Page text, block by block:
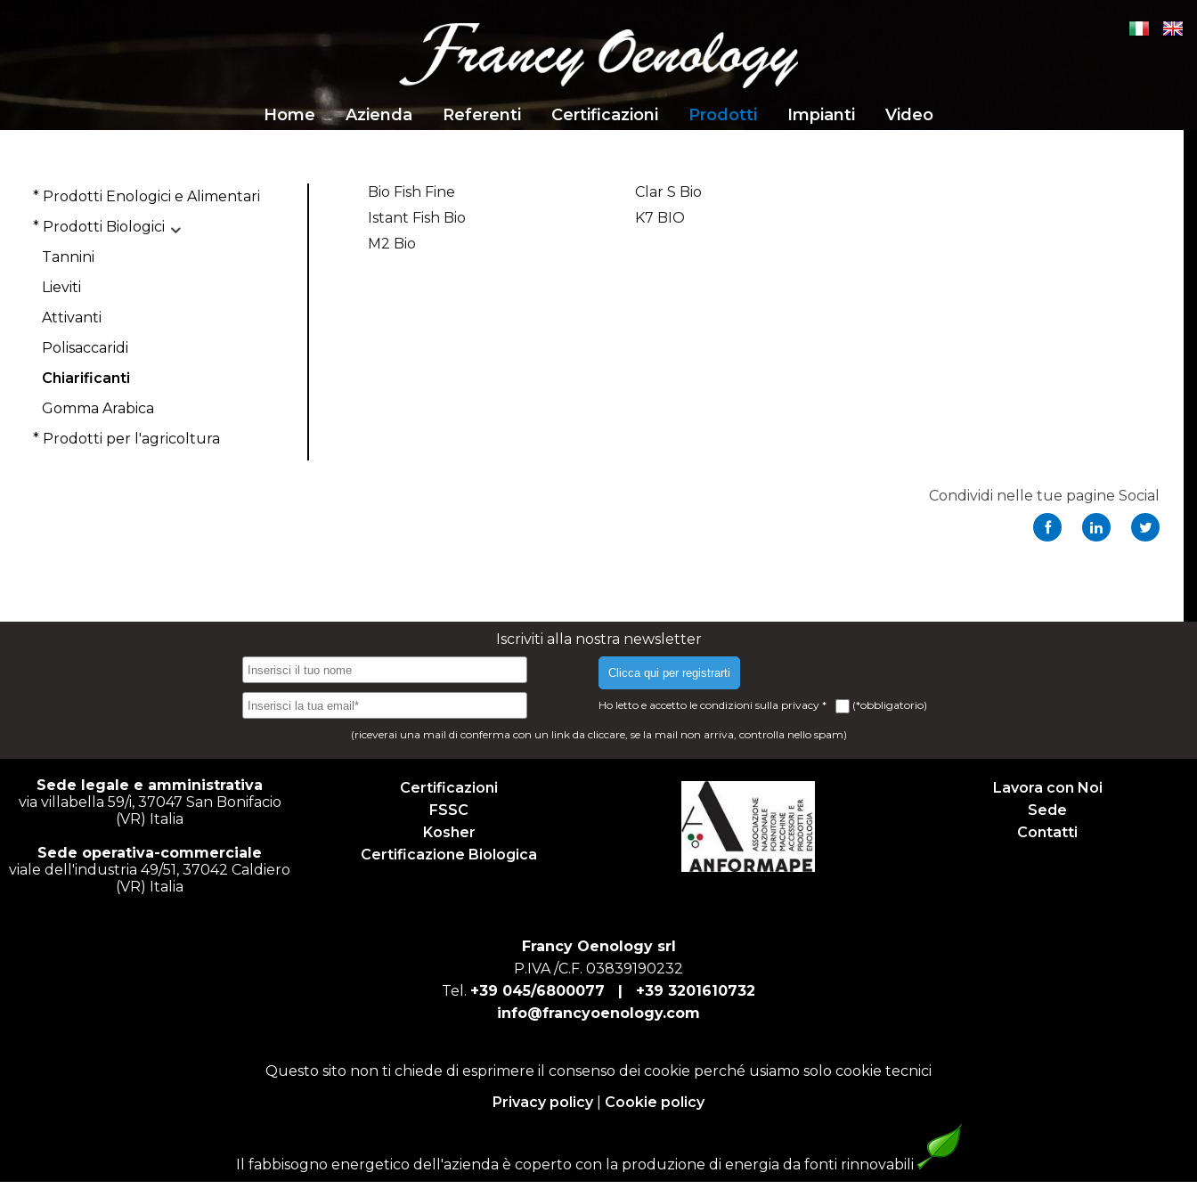
Home Azienda Referenti Certificazioni Prodotti Impianti Video
* Prodotti Enologici e Alimentari
* Prodotti Biologici
Tannini
Lieviti
Attivanti
Polisaccaridi
Chiarificanti
Gomma Arabica
* Prodotti per l'agricoltura
Bio Fish Fine
Clar S Bio
Istant Fish Bio
K7 BIO
M2 Bio
Condividi nelle tue pagine Social
Iscriviti alla nostra newsletter
Clicca qui per registrarti
Ho letto e accetto le condizioni sulla privacy * (*obbligatorio)
(riceverai una mail di conferma con un link da cliccare, se la mail non arriva, controlla nello spam)
Sede legale e amministrativa
via villabella 59/i, 37047 San Bonifacio
(VR) Italia
Sede operativa-commerciale
viale dell'industria 49/51, 37042 Caldiero
(VR) Italia
Certificazioni
FSSC
Kosher
Certificazione Biologica
Lavora con Noi
Sede
Contatti
Francy Oenology srl
P.IVA /C.F. 03839190232
Tel. +39 045/6800077 | +39 3201610732
info@francyoenology.com
Questo sito non ti chiede di esprimere il consenso dei cookie perché usiamo solo cookie tecnici
Privacy policy| Cookie policy
Il fabbisogno energetico dell'azienda è coperto con la produzione di energia da fonti rinnovabili